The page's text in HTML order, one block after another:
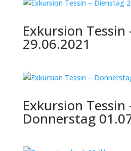
Exkursion Tessin
29.06.2021
Exkursion Tessin
Donnerstag